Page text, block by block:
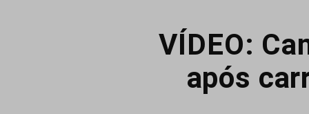
VÍDEO:
após